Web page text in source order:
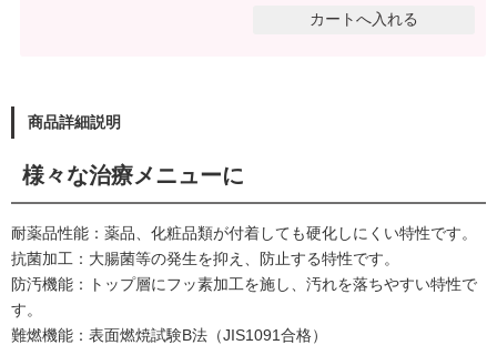
商品詳細説明
様々な治療メニューに
耐薬品性能：薬品、化粧品類が付着しても硬化しにくい特性です。
抗菌加工：大腸菌等の発生を抑え、防止する特性です。
防汚機能：トップ層にフッ素加工を施し、汚れを落ちやすい特性で
す。
難燃機能：表面燃焼試験B法（JIS1091合格）